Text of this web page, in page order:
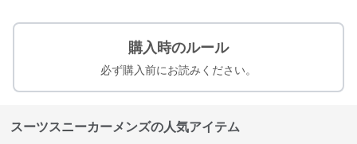
購入時のルール
必ず購入前にお読みください。
スーツスニーカーメンズの人気アイテム